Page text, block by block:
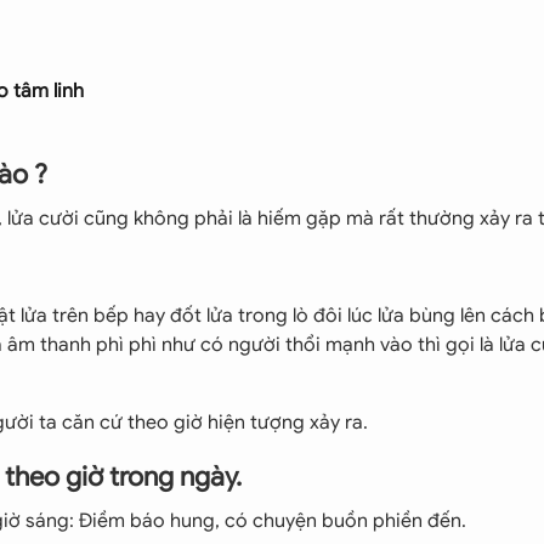
tâm linh
?
cười cũng không phải là hiếm gặp mà rất thường xảy ra
lửa trên bếp hay đốt lửa trong lò đôi lúc lửa bùng lên cách
thanh phì phì như có người thổi mạnh vào thì gọi là lửa
ta căn cứ theo giờ hiện tượng xảy ra.
giờ trong ngày.
sáng: Điềm báo hung, có chuyện buồn phiền đến.